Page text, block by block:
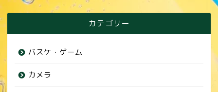
カテゴリー
バスケ・ゲーム
カメラ